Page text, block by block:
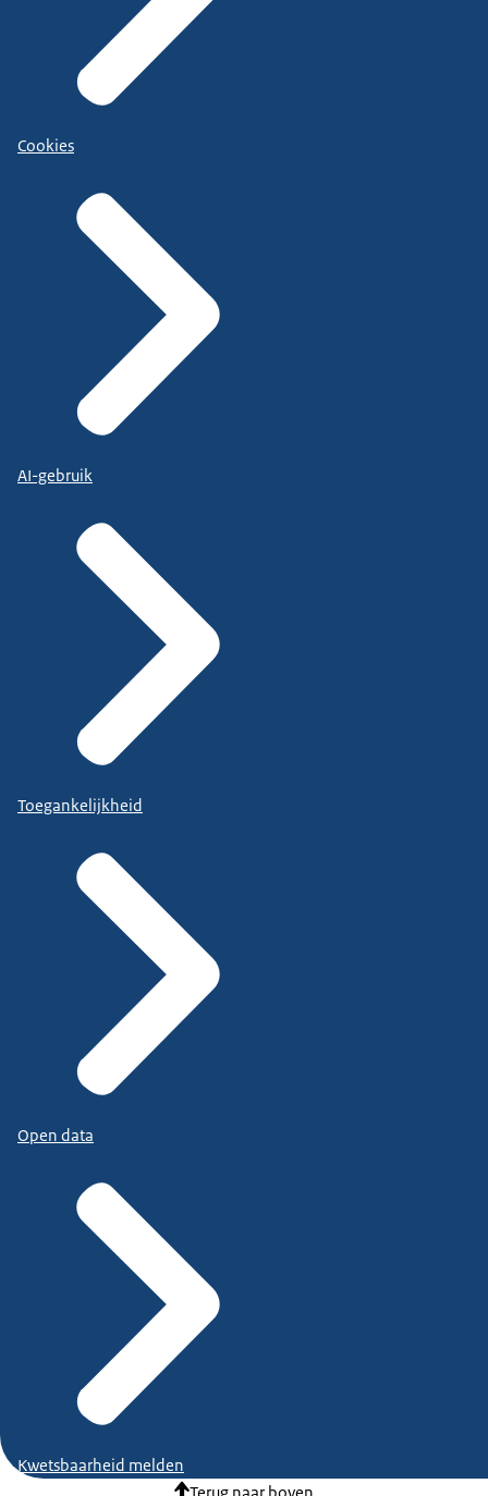
Cookies
AI-gebruik
Toegankelijkheid
Open data
Kwetsbaarheid melden